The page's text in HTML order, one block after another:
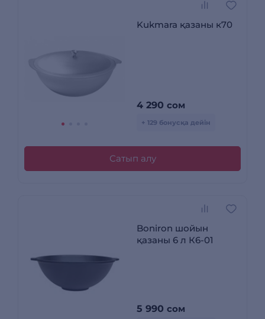
Kukmara қазаны к70
4 290 сом
+ 129 бонусқа дейін
Сатып алу
Boniron шойын
қазаны 6 л К6-01
5 990 сом